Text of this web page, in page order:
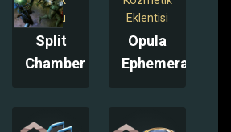
Modu
Split
Chamber
Eklentisi
Opula
Ephemera